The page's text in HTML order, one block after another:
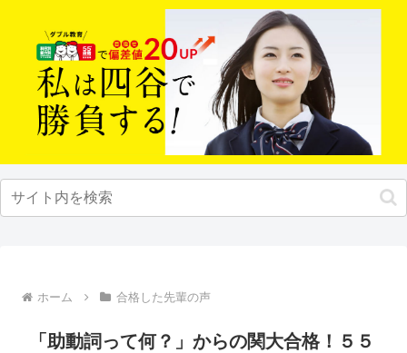
ホーム 合格した先輩の声
「助動詞って何？」からの関大合格！５５